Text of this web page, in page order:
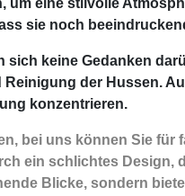
eine stilvolle
sie noch
keine Gedanken
der Hussen.
konzentrieren.
bei uns können Sie
ein schlichtes
Blicke, sondern